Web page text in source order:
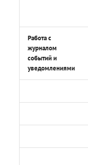
Работа с
журналом
событий и
уведомлениями